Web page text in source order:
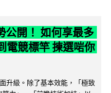
開！ 如何享最多
競標竿 揀選啱你
升級。除了基本效能，「極致